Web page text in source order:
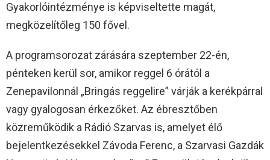
Gyakorlóintézménye is képviseltette magát,
megközelítőleg 150 fővel.
A programsorozat zárására szeptember 22-én,
pénteken kerül sor, amikor reggel 6 órától a
Zenepavilonnál „Bringás reggelire” várják a kerékpárral
vagy gyalogosan érkezőket. Az ébresztőben
közreműködik a Rádió Szarvas is, amelyet élő
bejelentkezésekkel Závoda Ferenc, a Szarvasi Gazdák